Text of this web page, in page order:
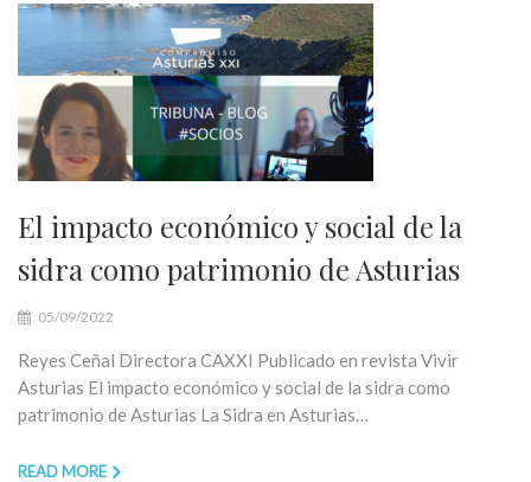
El impacto económico y social de la
sidra como patrimonio de Asturias
05/09/2022
Reyes Ceñal Directora CAXXI Publicado en revista Vivir
Asturias El impacto económico y social de la sidra como
patrimonio de Asturias La Sidra en Asturias…
READ MORE